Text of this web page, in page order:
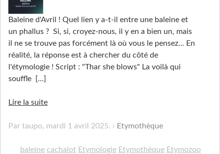
Baleine d'Avril ! Quel lien y a-t-il entre une baleine et
un phallus ? Si, si, croyez-nous, il y en a bien un, mais
il ne se trouve pas forcément là où vous le pensez... En
réalité, la réponse est à chercher du côté de
l'étymologie ! Script : "Thar she blows" La voilà qui
souffle
[…]
Lire la suite
Par taupo, mardi 1 avril 2025. Etymothèque
baleine cachalot Etymologie Etymothèque Etymozoo